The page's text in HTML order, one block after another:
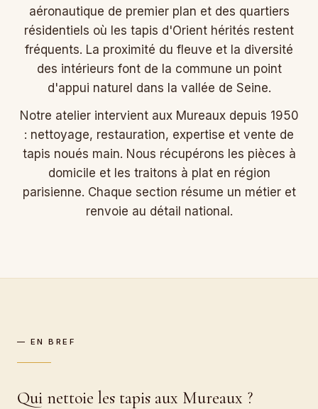
aéronautique de premier plan et des quartiers
résidentiels où les tapis d'Orient hérités restent
fréquents. La proximité du fleuve et la diversité
des intérieurs font de la commune un point
d'appui naturel dans la vallée de Seine.
Notre atelier intervient aux Mureaux depuis 1950
: nettoyage, restauration, expertise et vente de
tapis noués main. Nous récupérons les pièces à
domicile et les traitons à plat en région
parisienne. Chaque section résume un métier et
renvoie au détail national.
— EN BREF
Qui nettoie les tapis aux Mureaux ?